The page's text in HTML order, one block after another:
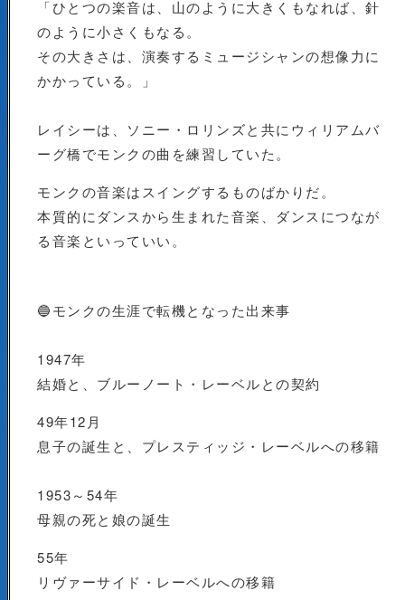
「ひとつの楽音は、山のように大きくもなれば、針
のように小さくもなる。
その大きさは、演奏するミュージシャンの想像力に
かかっている。」
レイシーは、ソニー・ロリンズと共にウィリアムバ
ーグ橋でモンクの曲を練習していた。
モンクの音楽はスイングするものばかりだ。
本質的にダンスから生まれた音楽、ダンスにつなが
る音楽といっていい。
🔵モンクの生涯で転機となった出来事
1947年
結婚と、ブルーノート・レーベルとの契約
49年12月
息子の誕生と、プレスティッジ・レーベルへの移籍
1953～54年
母親の死と娘の誕生
55年
リヴァーサイド・レーベルへの移籍